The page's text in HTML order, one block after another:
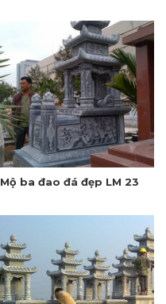
Mộ ba đao đá đẹp LM 23